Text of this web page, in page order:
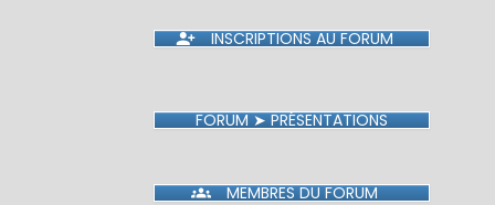
INSCRIPTIONS AU FORUM
FORUM ➤ PRÉSENTATIONS
MEMBRES DU FORUM